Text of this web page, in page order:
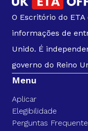
O Escritório do
informações de
Unido. É
governo do Reino
Menu
Aplicar
Elegibilidade
Perguntas